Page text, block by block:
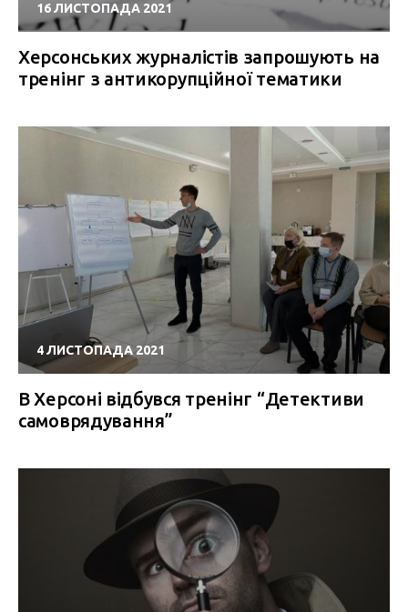
16 ЛИСТОПАДА 2021
Херсонських журналістів запрошують на
тренінг з антикорупційної тематики
4 ЛИСТОПАДА 2021
В Херсоні відбувся тренінг “Детективи
самоврядування”